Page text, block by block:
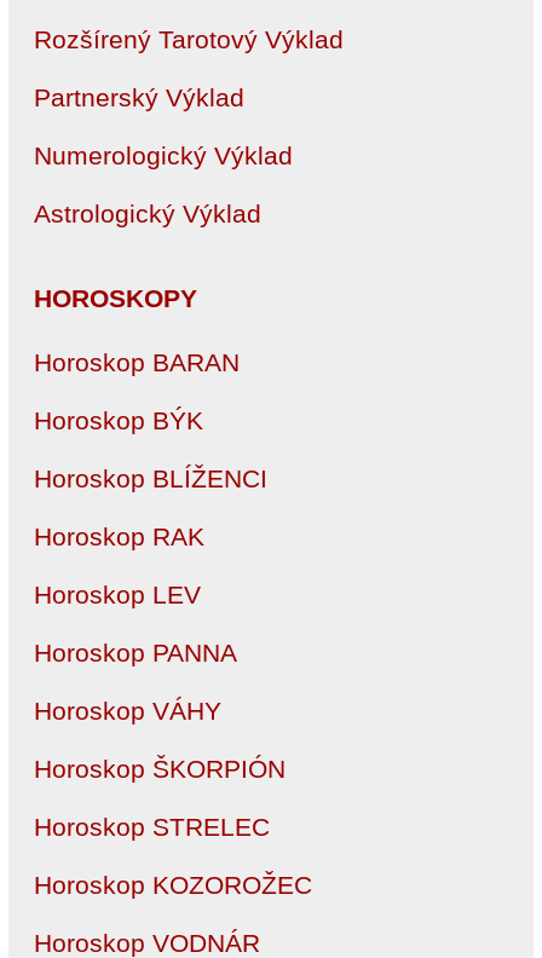
Rozšírený Tarotový Výklad
Partnerský Výklad
Numerologický Výklad
Astrologický Výklad
HOROSKOPY
Horoskop BARAN
Horoskop BÝK
Horoskop BLÍŽENCI
Horoskop RAK
Horoskop LEV
Horoskop PANNA
Horoskop VÁHY
Horoskop ŠKORPIÓN
Horoskop STRELEC
Horoskop KOZOROŽEC
Horoskop VODNÁR